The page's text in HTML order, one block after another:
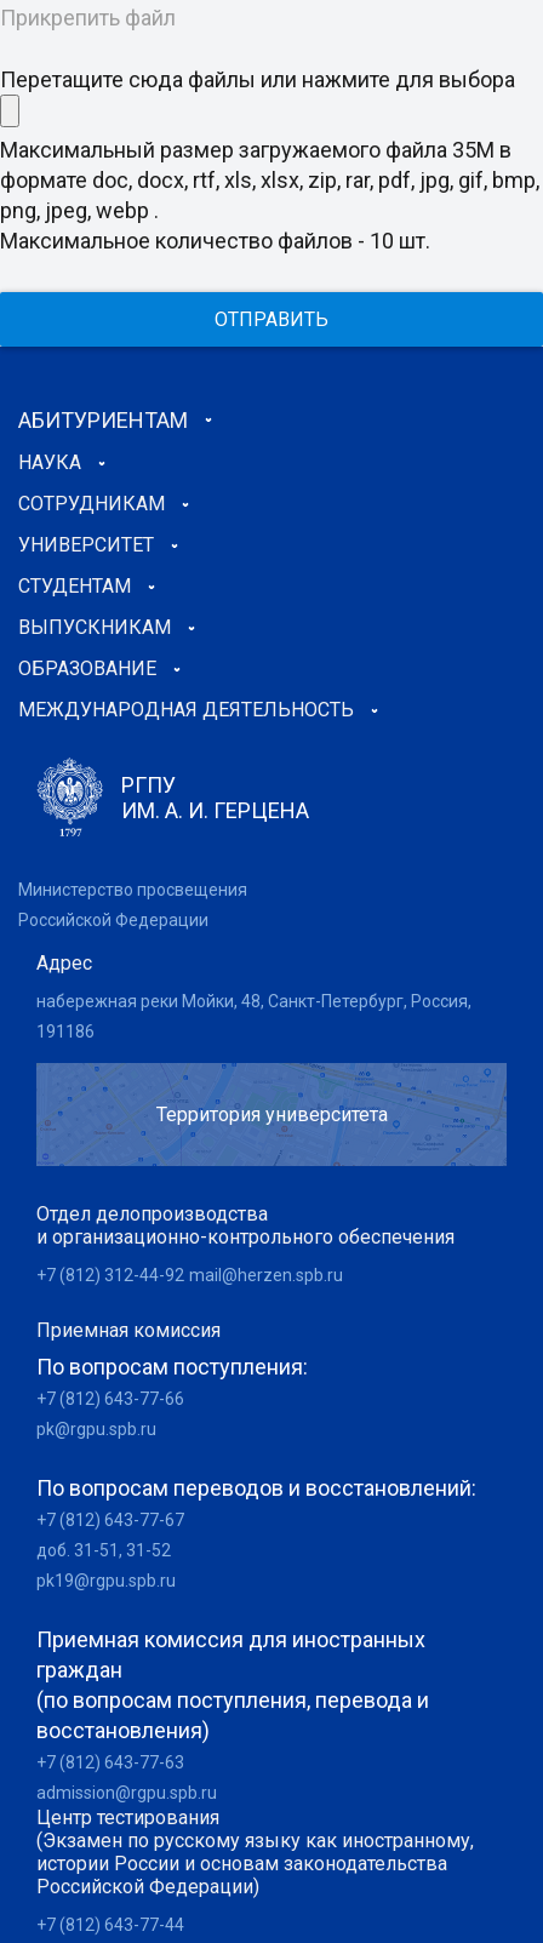
Прикрепить файл
Перетащите сюда файлы или нажмите для выбора
Максимальный размер загружаемого файла 35M в
формате doc, docx, rtf, xls, xlsx, zip, rar, pdf, jpg, gif, bmp,
png, jpeg, webp .
Максимальное количество файлов - 10 шт.
ОТПРАВИТЬ
АБИТУРИЕНТАМ
НАУКА
СОТРУДНИКАМ
УНИВЕРСИТЕТ
СТУДЕНТАМ
ВЫПУСКНИКАМ
ОБРАЗОВАНИЕ
МЕЖДУНАРОДНАЯ ДЕЯТЕЛЬНОСТЬ
РГПУ
ИМ. А. И. ГЕРЦЕНА
Министерство просвещения
Российской Федерации
Адрес
набережная реки Мойки, 48, Санкт-Петербург, Россия,
191186
Территория университета
Отдел делопроизводства
и организационно-контрольного обеспечения
+7 (812) 312-44-92 mail@herzen.spb.ru
Приемная комиссия
По вопросам поступления:
+7 (812) 643-77-66
pk@rgpu.spb.ru
По вопросам переводов и восстановлений:
+7 (812) 643-77-67
доб. 31-51, 31-52
pk19@rgpu.spb.ru
Приемная комиссия для иностранных
граждан
(по вопросам поступления, перевода и
восстановления)
+7 (812) 643-77-63
admission@rgpu.spb.ru
Центр тестирования
(Экзамен по русскому языку как иностранному,
истории России и основам законодательства
Российской Федерации)
+7 (812) 643-77-44